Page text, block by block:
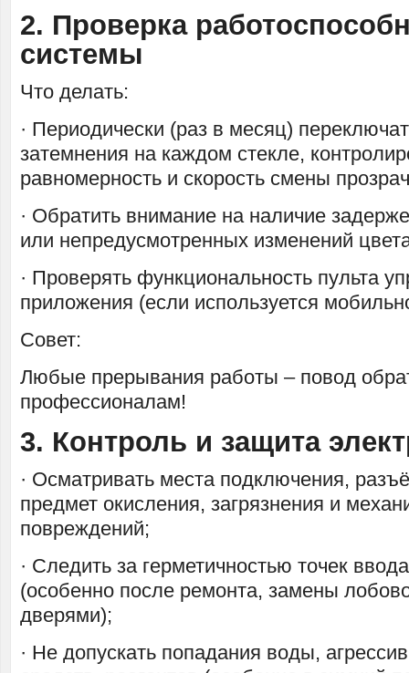
2. Проверка
системы
Что делать:
· Периодически (раз в месяц)
затемнения на каждом стекле,
равномерность и скорость смены
· Обратить внимание на наличие
или непредусмотренных изменений
· Проверять функциональность пульта
приложения (если используется
Совет:
Любые прерывания работы – повод
профессионалам!
3. Контроль и защита
· Осматривать места подключения,
предмет окисления, загрязнения и
повреждений;
· Следить за герметичностью точек
(особенно после ремонта, замены
дверями);
· Не допускать попадания воды,